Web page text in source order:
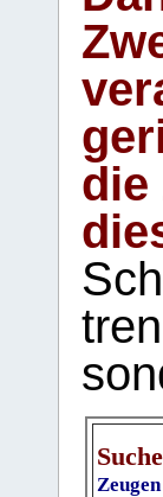
die